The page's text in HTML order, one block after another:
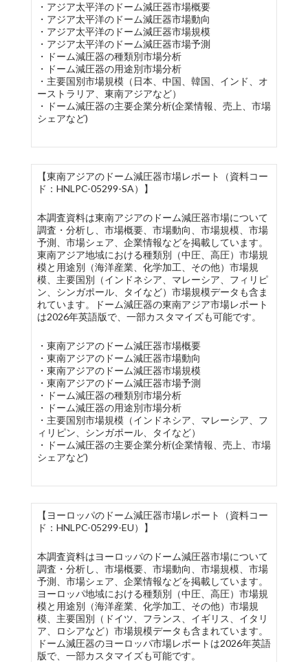
・アジア太平洋のドーム減圧器市場概要
・アジア太平洋のドーム減圧器市場動向
・アジア太平洋のドーム減圧器市場規模
・アジア太平洋のドーム減圧器市場予測
・ドーム減圧器の種類別市場分析
・ドーム減圧器の用途別市場分析
・主要国別市場規模（日本、中国、韓国、インド、オ
ーストラリア、東南アジアなど）
・ドーム減圧器の主要企業分析(企業情報、売上、市場
シェアなど)
【東南アジアのドーム減圧器市場レポート（資料コー
ド：HNLPC-05299-SA）】
本調査資料は東南アジアのドーム減圧器市場について
調査・分析し、市場概要、市場動向、市場規模、市場
予測、市場シェア、企業情報などを掲載しています。
東南アジア地域における種類別（中圧、高圧）市場規
模と用途別（海洋産業、化学加工、その他）市場規
模、主要国別（インドネシア、マレーシア、フィリピ
ン、シンガポール、タイなど）市場規模データも含ま
れています。ドーム減圧器の東南アジア市場レポート
は2026年英語版で、一部カスタマイズも可能です。
・東南アジアのドーム減圧器市場概要
・東南アジアのドーム減圧器市場動向
・東南アジアのドーム減圧器市場規模
・東南アジアのドーム減圧器市場予測
・ドーム減圧器の種類別市場分析
・ドーム減圧器の用途別市場分析
・主要国別市場規模（インドネシア、マレーシア、フ
ィリピン、シンガポール、タイなど）
・ドーム減圧器の主要企業分析(企業情報、売上、市場
シェアなど)
【ヨーロッパのドーム減圧器市場レポート（資料コー
ド：HNLPC-05299-EU）】
本調査資料はヨーロッパのドーム減圧器市場について
調査・分析し、市場概要、市場動向、市場規模、市場
予測、市場シェア、企業情報などを掲載しています。
ヨーロッパ地域における種類別（中圧、高圧）市場規
模と用途別（海洋産業、化学加工、その他）市場規
模、主要国別（ドイツ、フランス、イギリス、イタリ
ア、ロシアなど）市場規模データも含まれています。
ドーム減圧器のヨーロッパ市場レポートは2026年英語
版で、一部カスタマイズも可能です。